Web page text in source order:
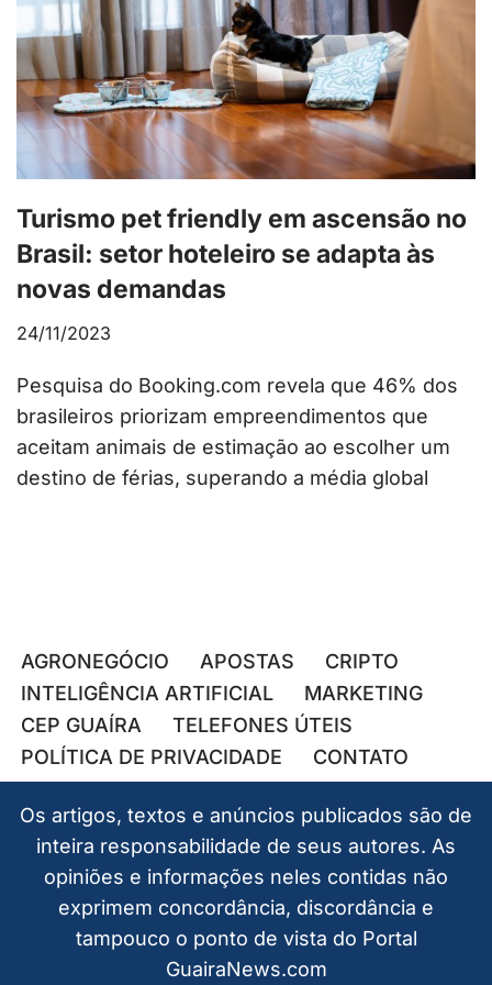
Turismo pet friendly em ascensão no
Brasil: setor hoteleiro se adapta às
novas demandas
24/11/2023
Pesquisa do Booking.com revela que 46% dos
brasileiros priorizam empreendimentos que
aceitam animais de estimação ao escolher um
destino de férias, superando a média global
AGRONEGÓCIO APOSTAS
CRIPTO
INTELIGÊNCIA ARTIFICIAL
MARKETING
CEP GUAÍRA
TELEFONES ÚTEIS
POLÍTICA DE PRIVACIDADE
CONTATO
Os artigos, textos e anúncios publicados são de
inteira responsabilidade de seus autores. As
opiniões e informações neles contidas não
exprimem concordância, discordância e
tampouco o ponto de vista do Portal
GuairaNews.com